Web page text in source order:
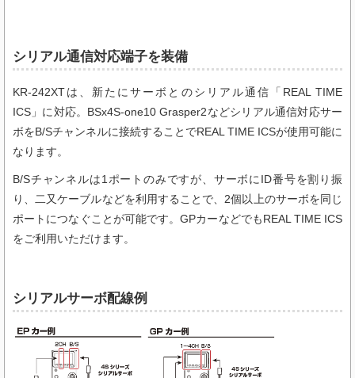
シリアル通信対応端子を装備
KR-242XTは、新たにサーボとのシリアル通信「REAL TIME
ICS」に対応。 BSx4S-one10 Grasper2などシリアル通信対応サー
ボをB/Sチャンネルに接続することでREAL TIME ICSが使用可能に
なります。
B/Sチャンネルは1ポートのみですが、サーボにID番号を割り振
り、二又ケーブルなどを利用することで、2個以上のサーボを同じ
ポートにつなぐことが可能です。GPカーなどでもREAL TIME ICS
をご利用いただけます。
シリアルサーボ配線例